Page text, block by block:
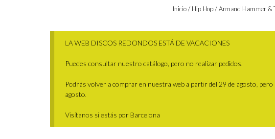
Inicio/ Hip Hop/ Armand Hammer &
LA WEB DISCOS REDONDOS ESTÁ DE VACACIONES
Puedes consultar nuestro catálogo, pero no realizar pedidos.
Podrás volver a comprar en nuestra web a partir del 29 de agosto,
agosto.
Visítanos si estás por Barcelona